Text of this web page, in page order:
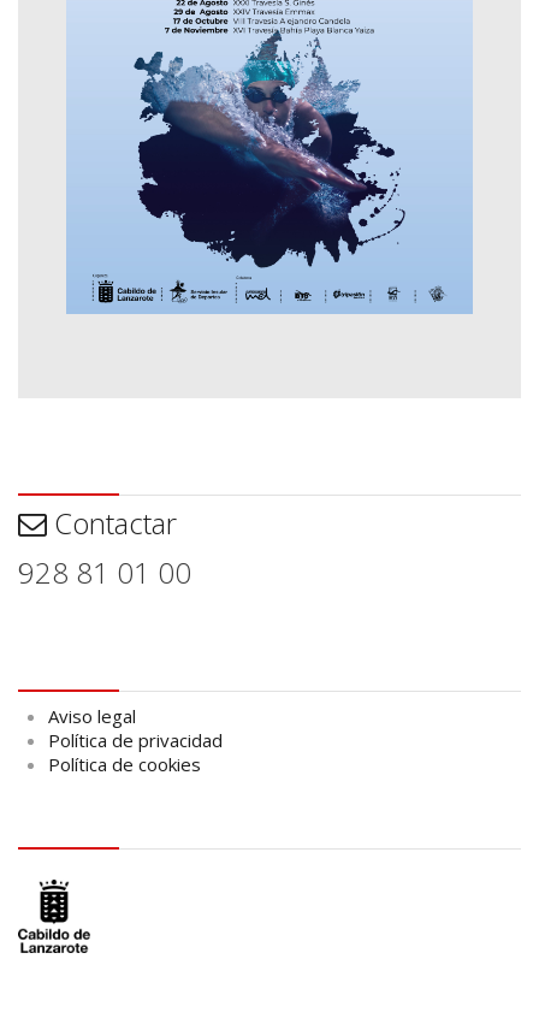
Contactar
928 81 01 00
Aviso legal
Política de privacidad
Política de cookies